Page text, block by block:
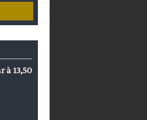
à 13,50